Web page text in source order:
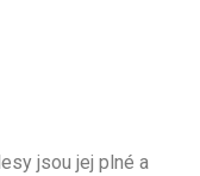
jsou jej plné a